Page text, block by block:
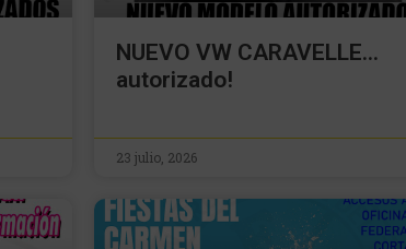
NUEVO VW CARAVELLE…
autorizado!
23 julio, 2026